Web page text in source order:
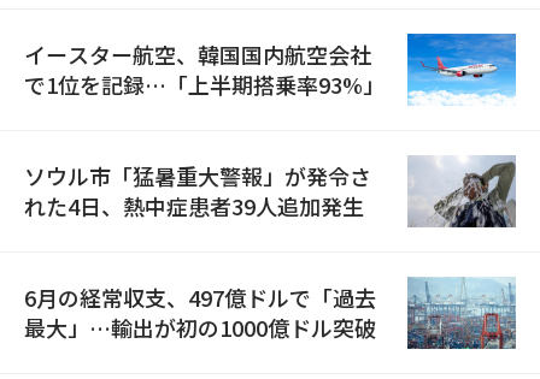
イースター航空、韓国国内航空会社
で1位を記録…「上半期搭乗率93%」
ソウル市「猛暑重大警報」が発令さ
れた4日、熱中症患者39人追加発生
6月の経常収支、497億ドルで「過去
最大」…輸出が初の1000億ドル突破